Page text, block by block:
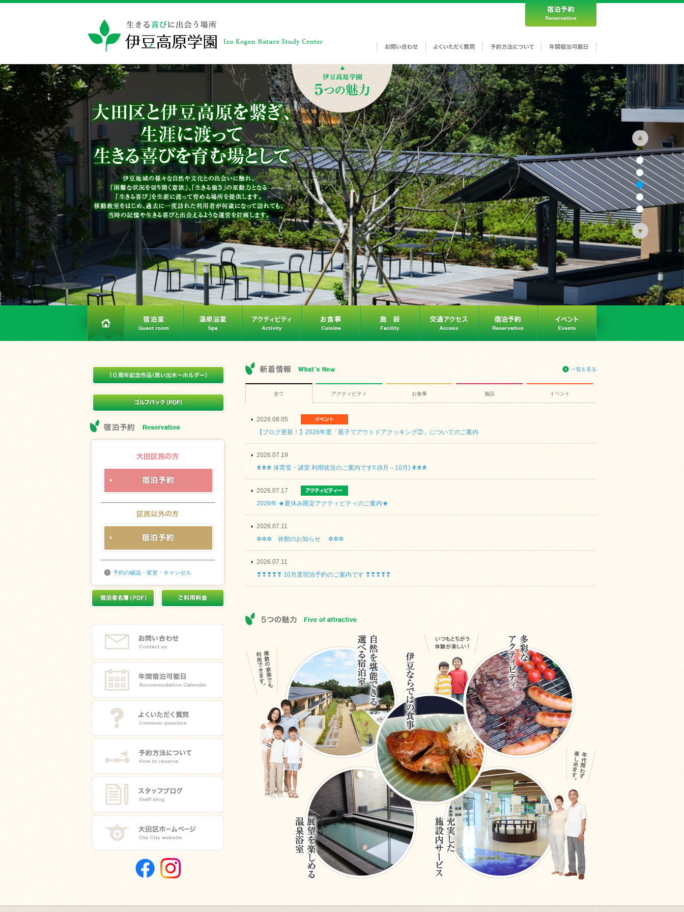
予約の確認・変更・キャンセル
一覧を見る
全て アクティビティ お食事 施設 イベント
2026.08.05
【ブログ更新！】2026年度「親子でアウトドアクッキング②」についてのご案内
2026.07.19
⛹⛹⛹ 体育室・諸室 利用状況のご案内です!! (8月～10月) ⛹⛹⛹
2026.07.17
2026年 ★夏休み限定アクティビティのご案内★
2026.07.11
✼✼✼ 休館のお知らせ ✼✼✼
2026.07.11
❣❣❣❣❣ 10月度宿泊予約のご案内です ❣❣❣❣❣